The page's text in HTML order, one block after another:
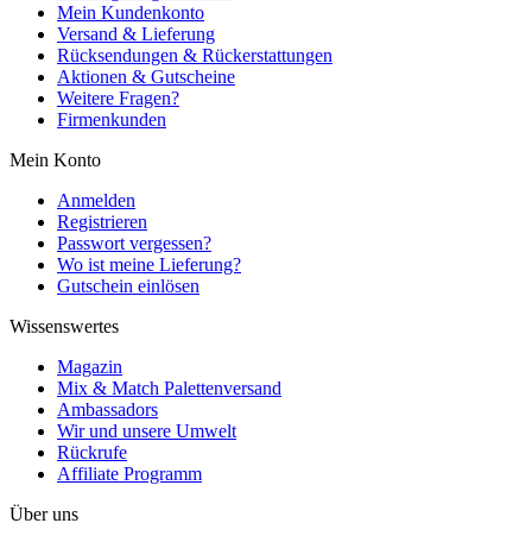
Mein Kundenkonto
Versand & Lieferung
Rücksendungen & Rückerstattungen
Aktionen & Gutscheine
Weitere Fragen?
Firmenkunden
Mein Konto
Anmelden
Registrieren
Passwort vergessen?
Wo ist meine Lieferung?
Gutschein einlösen
Wissenswertes
Magazin
Mix & Match Palettenversand
Ambassadors
Wir und unsere Umwelt
Rückrufe
Affiliate Programm
Über uns